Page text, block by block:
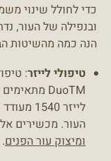
כדי לחולל שינוי
ובנפילה של העור,
הנה כמה מהשיטות
טיפולי לייזר
DuoTM
מתאימים
לייזר
העור. מכשירים
ומיצוק עור הפנים.